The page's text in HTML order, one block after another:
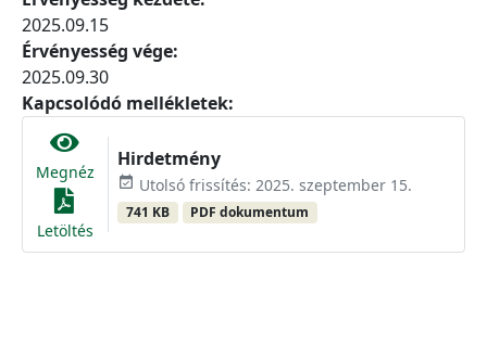
2025.09.15
Érvényesség vége:
2025.09.30
Kapcsolódó mellékletek:
Megnéz
Letöltés
Hirdetmény
event_available Utolsó frissítés: 2025. szeptember 15.
741 KB PDF dokumentum